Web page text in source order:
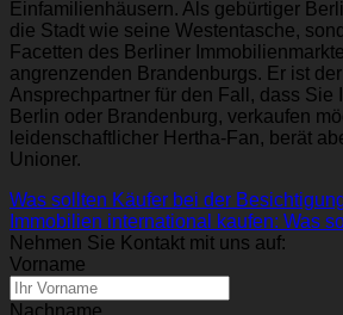
Einfamilienhäusern. Als gebürtiger
die Stadt wie seine Westentasche,
Facetten des Berliner
angrenzenden Brandenburgs. Er ist
Ansprechpartner für den Fall, dass Sie
Berlin oder Brandenburg, verkaufen
leidenschaftlicher Hertha-Fan, berät
Unioner.
Was sollten Käufer bei der
Immobilien international kaufen: Was
Nehmen Sie Kontakt mit uns auf:
Vorname
Nachname